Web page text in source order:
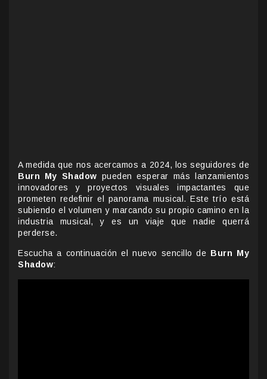
A medida que nos acercamos a 2024, los seguidores de
Burn My Shadow pueden esperar más lanzamientos
innovadores y proyectos visuales impactantes que
prometen redefinir el panorama musical. Este trío está
subiendo el volumen y marcando su propio camino en la
industria musical, y es un viaje que nadie querrá
perderse.
Escucha a continuación el nuevo sencillo de Burn My
Shadow: